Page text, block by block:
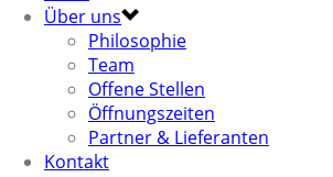
Über uns
Philosophie
Team
Offene Stellen
Öffnungszeiten
Partner & Lieferanten
Kontakt